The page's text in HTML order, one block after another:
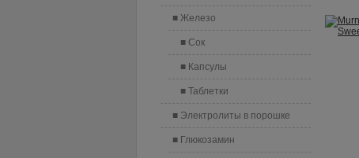
Железо
Сок
Капсулы
Таблетки
Электролиты в порошке
Глюкозамин